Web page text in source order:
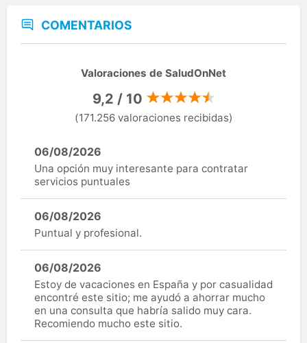
COMENTARIOS
Valoraciones de SaludOnNet
9,2 / 10
(171.256 valoraciones recibidas)
06/08/2026
Una opción muy interesante para contratar
servicios puntuales
06/08/2026
Puntual y profesional.
06/08/2026
Estoy de vacaciones en España y por casualidad
encontré este sitio; me ayudó a ahorrar mucho
en una consulta que habría salido muy cara.
Recomiendo mucho este sitio.